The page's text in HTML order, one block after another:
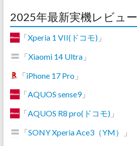
2025年最新実機レビュー
「Xperia 1 VII(ドコモ)」
「Xiaomi 14 Ultra」
「iPhone 17 Pro」
「AQUOS sense9」
「AQUOS R8 pro(ドコモ)」
「SONY Xperia Ace3（YM）
」